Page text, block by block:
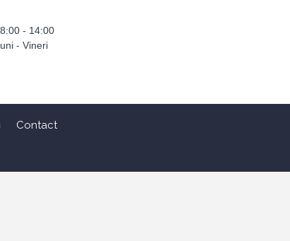
- 14:00
- Vineri
Contact